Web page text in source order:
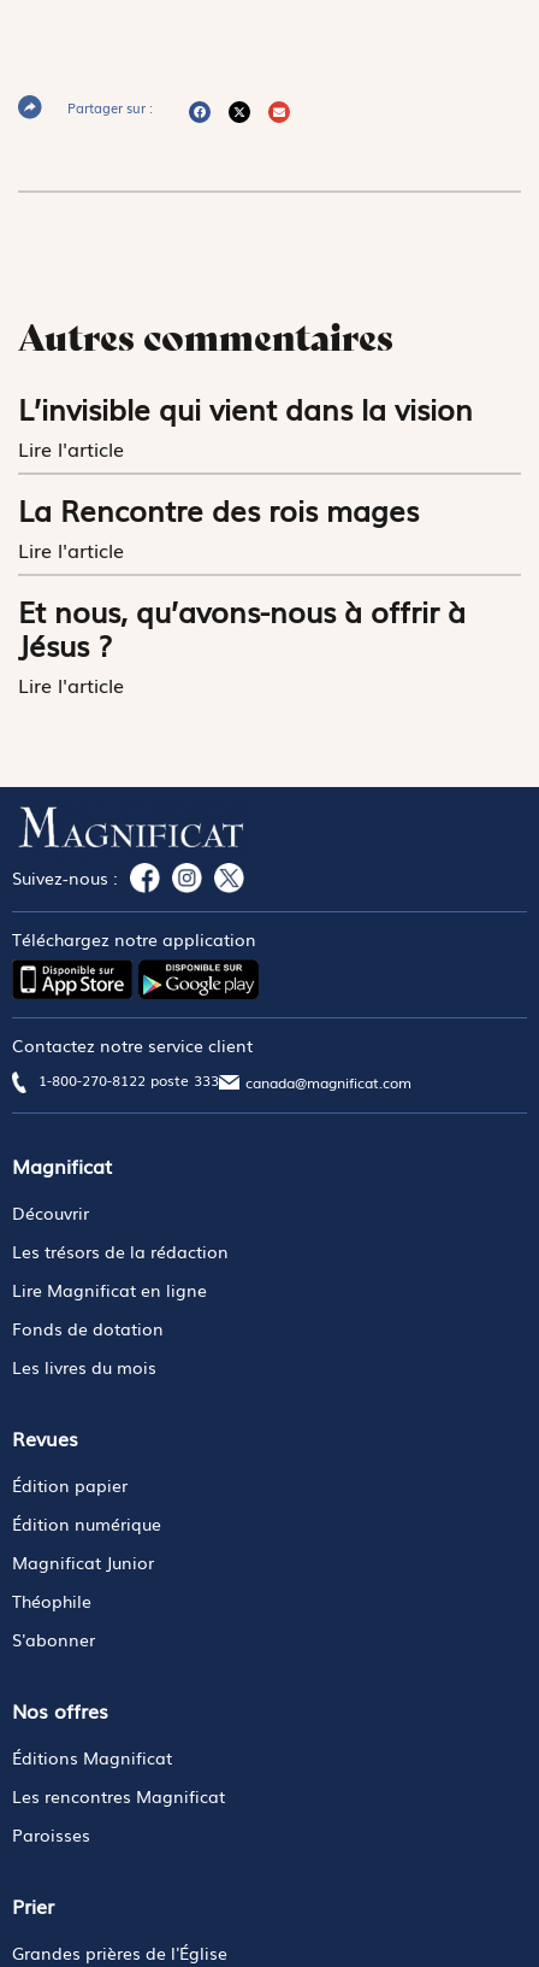
Partager sur :
Autres commentaires
L’invisible qui vient dans la vision
Lire l'article
La Rencontre des rois mages
Lire l'article
Et nous, qu’avons-nous à offrir à
Jésus ?
Lire l'article
Suivez-nous :
Téléchargez notre application
Contactez notre service client
1-800-270-8122 poste 333 canada@magnificat.com
Magnificat
Découvrir
Les trésors de la rédaction
Lire Magnificat en ligne
Fonds de dotation
Les livres du mois
Revues
Édition papier
Édition numérique
Magnificat Junior
Théophile
S'abonner
Nos offres
Éditions Magnificat
Les rencontres Magnificat
Paroisses
Prier
Grandes prières de l'Église